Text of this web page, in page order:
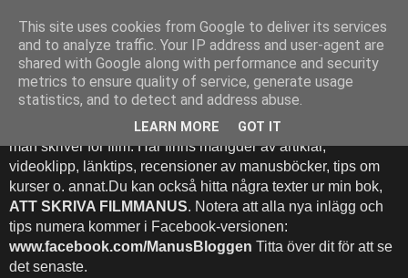
Att Skriva Filmmanus -
Bloggen
Denna blogg inehhåller runt 500 (!) inlägg med fokus på hur
man skriver för film. Här finns mängder av artiklar,
videoklipp, länktips, recensioner av manusböcker, tips om
kurser o. annat.Du kan också hitta några texter ur min bok,
ATT SKRIVA FILMMANUS. Notera att alla nya inlägg och
tips numera kommer i Facebook-versionen:
www.facebook.com/ManusBloggen Titta över dit för att se
det senaste.
This site uses cookies from Google to deliver its services
and to analyze traffic. Your IP address and user-agent are
shared with Google along with performance and security
metrics to ensure quality of service, generate usage
statistics, and to detect and address abuse.
LEARN MORE GOT IT